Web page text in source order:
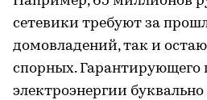
сетевики требуют за
домовладений, так и
спорных. Гарантирующего
электроэнергии